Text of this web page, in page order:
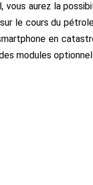
vous aurez la
le cours du
en
modules